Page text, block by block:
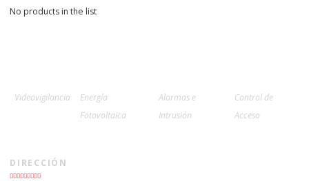
No products in the list
Videovigilancia
Energía
Fotovoltaica
Alarmas e
Intrusión
Control de
Acceso
DIRECCIÓN